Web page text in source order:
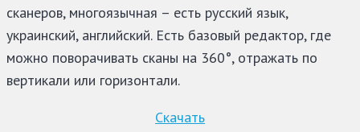
сканеров, многоязычная – есть русский язык,
украинский, английский. Есть базовый редактор, где
можно поворачивать сканы на 360°, отражать по
вертикали или горизонтали.
Скачать